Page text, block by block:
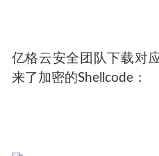
亿格云安全团队下载对
来了加密的Shellcode：